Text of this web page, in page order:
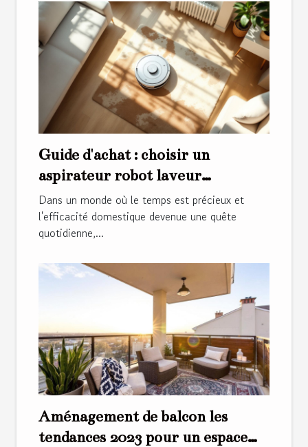
Guide d'achat : choisir un
aspirateur robot laveur
autonettoyant
Dans un monde où le temps est précieux et
l'efficacité domestique devenue une quête
quotidienne,...
Aménagement de balcon les
tendances 2023 pour un espace